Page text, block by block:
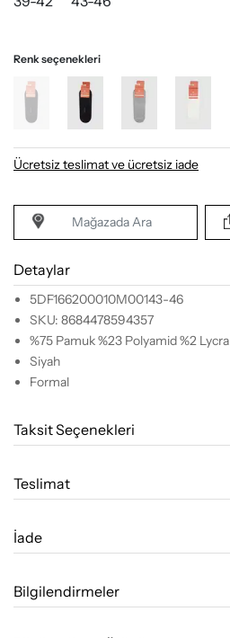
Renk seçenekleri
Ücretsiz teslimat ve ücretsiz iade
Mağazada Ara
Detaylar
5DF166200010M00143-46
SKU: 8684478594357
%75 Pamuk %23 Polyamid %2 Lycra
Siyah
Formal
Taksit Seçenekleri
Teslimat
İade
Bilgilendirmeler